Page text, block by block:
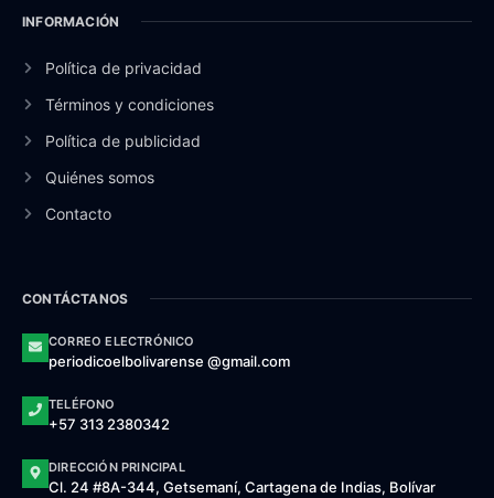
INFORMACIÓN
Política de privacidad
Términos y condiciones
Política de publicidad
Quiénes somos
Contacto
CONTÁCTANOS
CORREO ELECTRÓNICO
periodicoelbolivarense @gmail.com
TELÉFONO
+57 313 2380342
DIRECCIÓN PRINCIPAL
Cl. 24 #8A-344, Getsemaní, Cartagena de Indias, Bolívar